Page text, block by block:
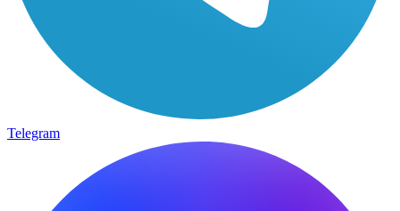
Telegram